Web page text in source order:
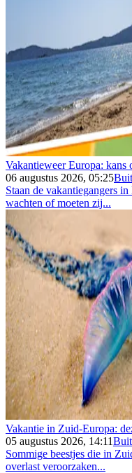
Vakantieweer Europa:
06 augustus 2026, 05:25
Staan de vakantiegangers
wachten of moeten zij...
Vakantie in Zuid-Europa:
05 augustus 2026, 14:11
Sommige beestjes die in
overlast veroorzaken...